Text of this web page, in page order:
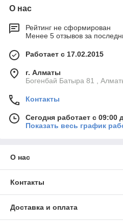
О нас
Рейтинг не сформирован
Менее 5 отзывов за
Работает с 17.02.2015
г. Алматы
Богенбай Батыра 81 ,
Контакты
Сегодня работает с 09:00
Показать весь график
О нас
Контакты
Доставка и оплата